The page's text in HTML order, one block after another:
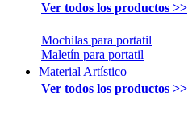
Ver todos los productos >>
Mochilas para portatil
Maletín para portatil
Material Artístico
Ver todos los productos >>